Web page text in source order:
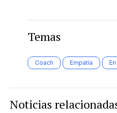
Temas
Coach Empatía
Noticias